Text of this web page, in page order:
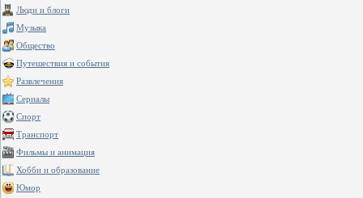
Люди и блоги
Музыка
Общество
Путешествия и события
Развлечения
Сериалы
Спорт
Транспорт
Фильмы и анимация
Хобби и образование
Юмор